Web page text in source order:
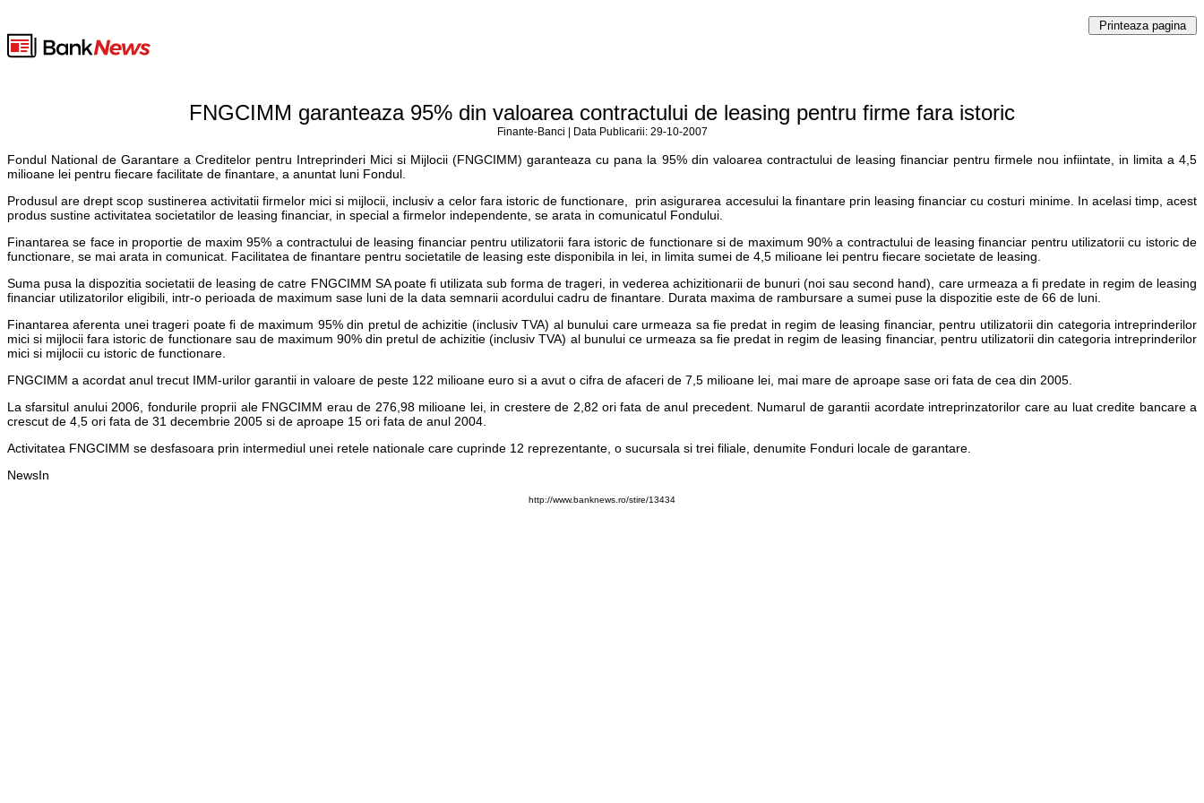
FNGCIMM garanteaza 95% din valoarea contractului de leasing pentru firme fara istoric
Finante-Banci | Data Publicarii: 29-10-2007
Fondul National de Garantare a Creditelor pentru Intreprinderi Mici si Mijlocii (FNGCIMM) garanteaza cu pana la 95% din valoarea contractului de leasing financiar pentru firmele nou infiintate, in limita a 4,5
milioane lei pentru fiecare facilitate de finantare, a anuntat luni Fondul.
Produsul are drept scop sustinerea activitatii firmelor mici si mijlocii, inclusiv a celor fara istoric de functionare, prin asigurarea accesului la finantare prin leasing financiar cu costuri minime. In acelasi timp, acest
produs sustine activitatea societatilor de leasing financiar, in special a firmelor independente, se arata in comunicatul Fondului.
Finantarea se face in proportie de maxim 95% a contractului de leasing financiar pentru utilizatorii fara istoric de functionare si de maximum 90% a contractului de leasing financiar pentru utilizatorii cu istoric de
functionare, se mai arata in comunicat. Facilitatea de finantare pentru societatile de leasing este disponibila in lei, in limita sumei de 4,5 milioane lei pentru fiecare societate de leasing.
Suma pusa la dispozitia societatii de leasing de catre FNGCIMM SA poate fi utilizata sub forma de trageri, in vederea achizitionarii de bunuri (noi sau second hand), care urmeaza a fi predate in regim de leasing
financiar utilizatorilor eligibili, intr-o perioada de maximum sase luni de la data semnarii acordului cadru de finantare. Durata maxima de rambursare a sumei puse la dispozitie este de 66 de luni.
Finantarea aferenta unei trageri poate fi de maximum 95% din pretul de achizitie (inclusiv TVA) al bunului care urmeaza sa fie predat in regim de leasing financiar, pentru utilizatorii din categoria intreprinderilor
mici si mijlocii fara istoric de functionare sau de maximum 90% din pretul de achizitie (inclusiv TVA) al bunului ce urmeaza sa fie predat in regim de leasing financiar, pentru utilizatorii din categoria intreprinderilor
mici si mijlocii cu istoric de functionare.
FNGCIMM a acordat anul trecut IMM-urilor garantii in valoare de peste 122 milioane euro si a avut o cifra de afaceri de 7,5 milioane lei, mai mare de aproape sase ori fata de cea din 2005.
La sfarsitul anului 2006, fondurile proprii ale FNGCIMM erau de 276,98 milioane lei, in crestere de 2,82 ori fata de anul precedent. Numarul de garantii acordate intreprinzatorilor care au luat credite bancare a
crescut de 4,5 ori fata de 31 decembrie 2005 si de aproape 15 ori fata de anul 2004.
Activitatea FNGCIMM se desfasoara prin intermediul unei retele nationale care cuprinde 12 reprezentante, o sucursala si trei filiale, denumite Fonduri locale de garantare.
NewsIn
http://www.banknews.ro/stire/13434